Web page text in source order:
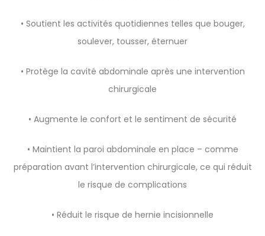
• Soutient les activités quotidiennes telles que bouger,
soulever, tousser, éternuer
• Protège la cavité abdominale après une intervention
chirurgicale
• Augmente le confort et le sentiment de sécurité
• Maintient la paroi abdominale en place – comme
préparation avant l’intervention chirurgicale, ce qui réduit
le risque de complications
• Réduit le risque de hernie incisionnelle